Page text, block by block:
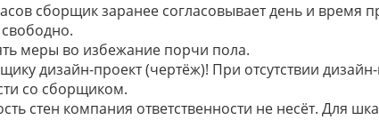
сборщик заранее согласовывает день и время
меры во избежание порчи пола.
дизайн-проект (чертёж)! При отсутствии
со сборщиком.
стен компания ответственности не несёт.